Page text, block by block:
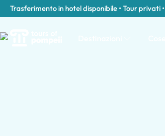
Trasferimento in hotel disponibile • Tour privati